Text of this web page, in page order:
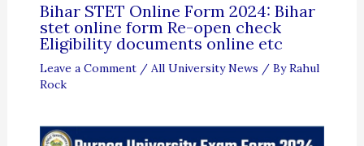
Bihar STET Online Form 2024: Bihar
stet online form Re-open check
Eligibility documents online etc
Leave a Comment / All University News / ByRahul
Rock